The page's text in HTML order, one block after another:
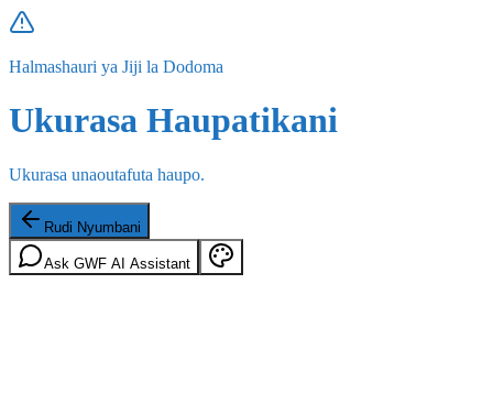
Halmashauri ya Jiji la Dodoma
Ukurasa Haupatikani
Ukurasa unaoutafuta haupo.
Rudi Nyumbani
Ask GWF AI Assistant